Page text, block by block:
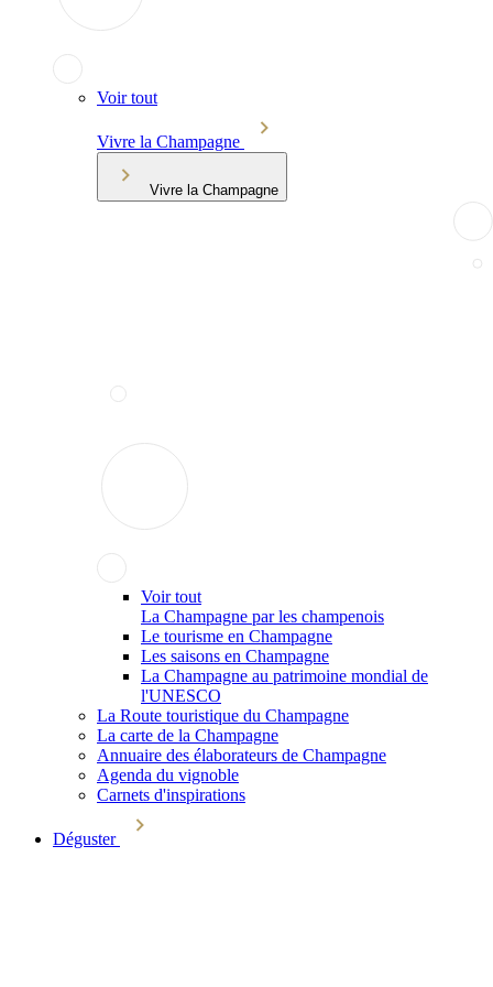
Voir tout
Vivre la Champagne
Vivre la Champagne
Voir tout
La Champagne par les champenois
Le tourisme en Champagne
Les saisons en Champagne
La Champagne au patrimoine mondial de
l'UNESCO
La Route touristique du Champagne
La carte de la Champagne
Annuaire des élaborateurs de Champagne
Agenda du vignoble
Carnets d'inspirations
Déguster